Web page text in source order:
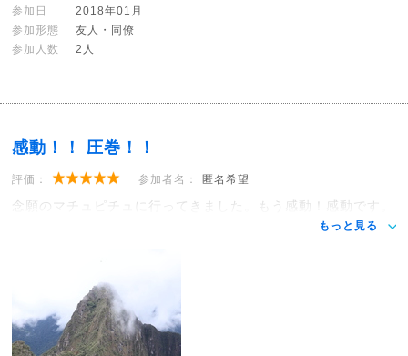
参加日
2018年01月
参加形態
友人・同僚
参加人数
2人
感動！！ 圧巻！！
評価： 参加者名： 匿名希望
念願のマチュピチュに行ってきました。もう感動！感動です。
もっと見る